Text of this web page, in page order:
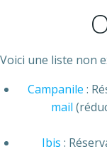
Voici une liste non
Campanile :
mail
Ibis :